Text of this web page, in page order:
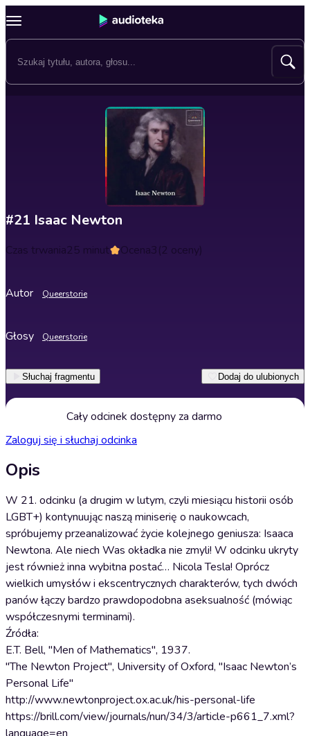
#21 Isaac Newton
Czas trwania25 minut Ocena3(2 oceny)
Autor Queerstorie
Głosy Queerstorie
Słuchaj fragmentu Dodaj do ulubionych
Cały odcinek dostępny za darmo
Zaloguj się i słuchaj odcinka
Opis
W 21. odcinku (a drugim w lutym, czyli miesiącu historii osób
LGBT+) kontynuując naszą miniserię o naukowcach,
spróbujemy przeanalizować życie kolejnego geniusza: Isaaca
Newtona. Ale niech Was okładka nie zmyli! W odcinku ukryty
jest również inna wybitna postać… Nicola Tesla! Oprócz
wielkich umysłów i ekscentrycznych charakterów, tych dwóch
panów łączy bardzo prawdopodobna aseksualność (mówiąc
współczesnymi terminami).
Źródła:
E.T. Bell, "Men of Mathematics", 1937.
"The Newton Project", University of Oxford, "Isaac Newton’s
Personal Life"
http://www.newtonproject.ox.ac.uk/his-personal-life
https://brill.com/view/journals/nun/34/3/article-p661_7.xml?